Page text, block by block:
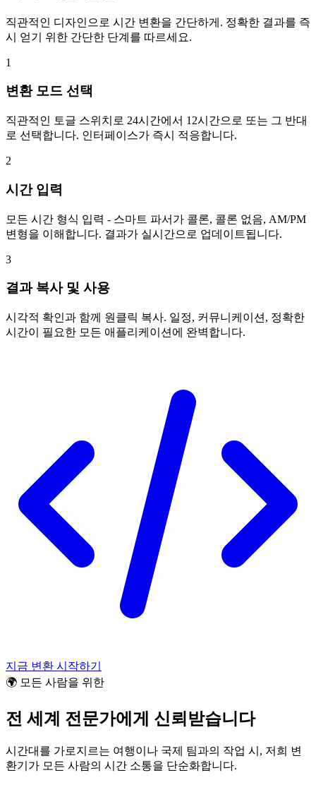
직관적인 디자인으로 시간 변환을 간단하게. 정확한 결과를 즉
시 얻기 위한 간단한 단계를 따르세요.
1
변환 모드 선택
직관적인 토글 스위치로 24시간에서 12시간으로 또는 그 반대
로 선택합니다. 인터페이스가 즉시 적응합니다.
2
시간 입력
모든 시간 형식 입력 - 스마트 파서가 콜론, 콜론 없음, AM/PM
변형을 이해합니다. 결과가 실시간으로 업데이트됩니다.
3
결과 복사 및 사용
시각적 확인과 함께 원클릭 복사. 일정, 커뮤니케이션, 정확한
시간이 필요한 모든 애플리케이션에 완벽합니다.
지금 변환 시작하기
🌍 모든 사람을 위한
전 세계 전문가에게 신뢰받습니다
시간대를 가로지르는 여행이나 국제 팀과의 작업 시, 저희 변
환기가 모든 사람의 시간 소통을 단순화합니다.